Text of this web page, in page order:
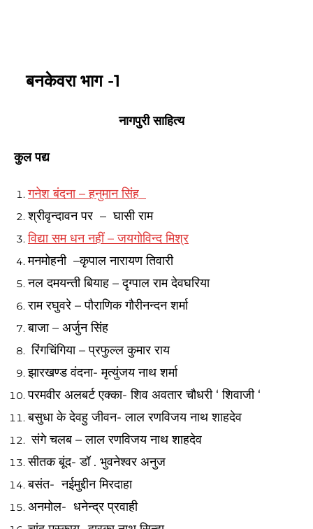
बनकेवरा भाग -1
नागपुरी साहित्य
कुल पद्य
गनेश बंदना –हनुमान सिंह
श्रीवृन्दावन पर – घासी राम
विद्या सम धन नहीं –जयगोविन्द मिश्र
मनमोहनी –कृपाल नारायण तिवारी
नल दमयन्ती बियाह –दृग्पाल राम देवघरिया
राम रघुवरे –पौराणिक गौरीनन्दन शर्मा
बाजा – अर्जुन सिंह
रिंगचिंगिया –प्रफुल्ल कुमार राय
झारखण्ड वंदना-मृत्युंजय नाथ शर्मा
परमवीर अलबर्ट एक्का-शिव अवतार चौधरी ‘ शिवाजी ‘
बसुधा के देवहु जीवन-लाल रणविजय नाथ शाहदेव
संगे चलब –लाल रणविजय नाथ शाहदेव
सीतक बूंद-डॉ . भुवनेश्वर अनुज
बसंत- नईमुद्दीन मिरदाहा
अनमोल- धनेन्द्र प्रवाही